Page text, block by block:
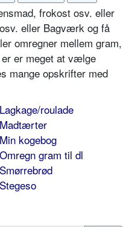
frokost osv. eller
eller Bagværk og få
omregner mellem gram,
er meget at vælge
mange opskrifter med
Lagkage/roulade
Madtærter
Min kogebog
Omregn gram til dl
Smørrebrød
Stegeso